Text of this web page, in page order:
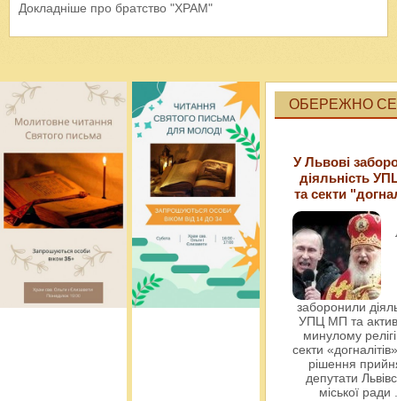
Докладніше про братство "ХРАМ"
ОБЕРЕЖНО
У Львові
діяльність
та секти
заборонили
УПЦ МП та
минулому
секти
рішення
депутати
міської ради